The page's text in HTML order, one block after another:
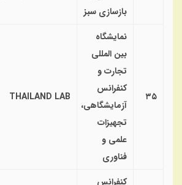
بازسازی سبز
۳۵
نمایشگاه
بین المللی
تجارت و
کنفرانس
آزمایشگاهی،
تجهیزات
علمی و
فناوری
THAILAND LAB
کنفرانس